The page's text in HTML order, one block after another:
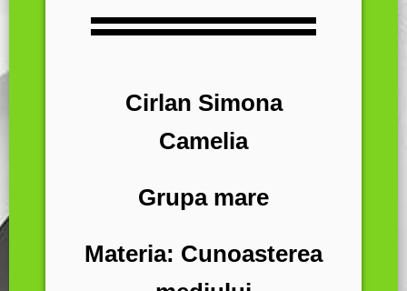
Cirlan Simona
Camelia
Grupa mare
Materia: Cunoasterea